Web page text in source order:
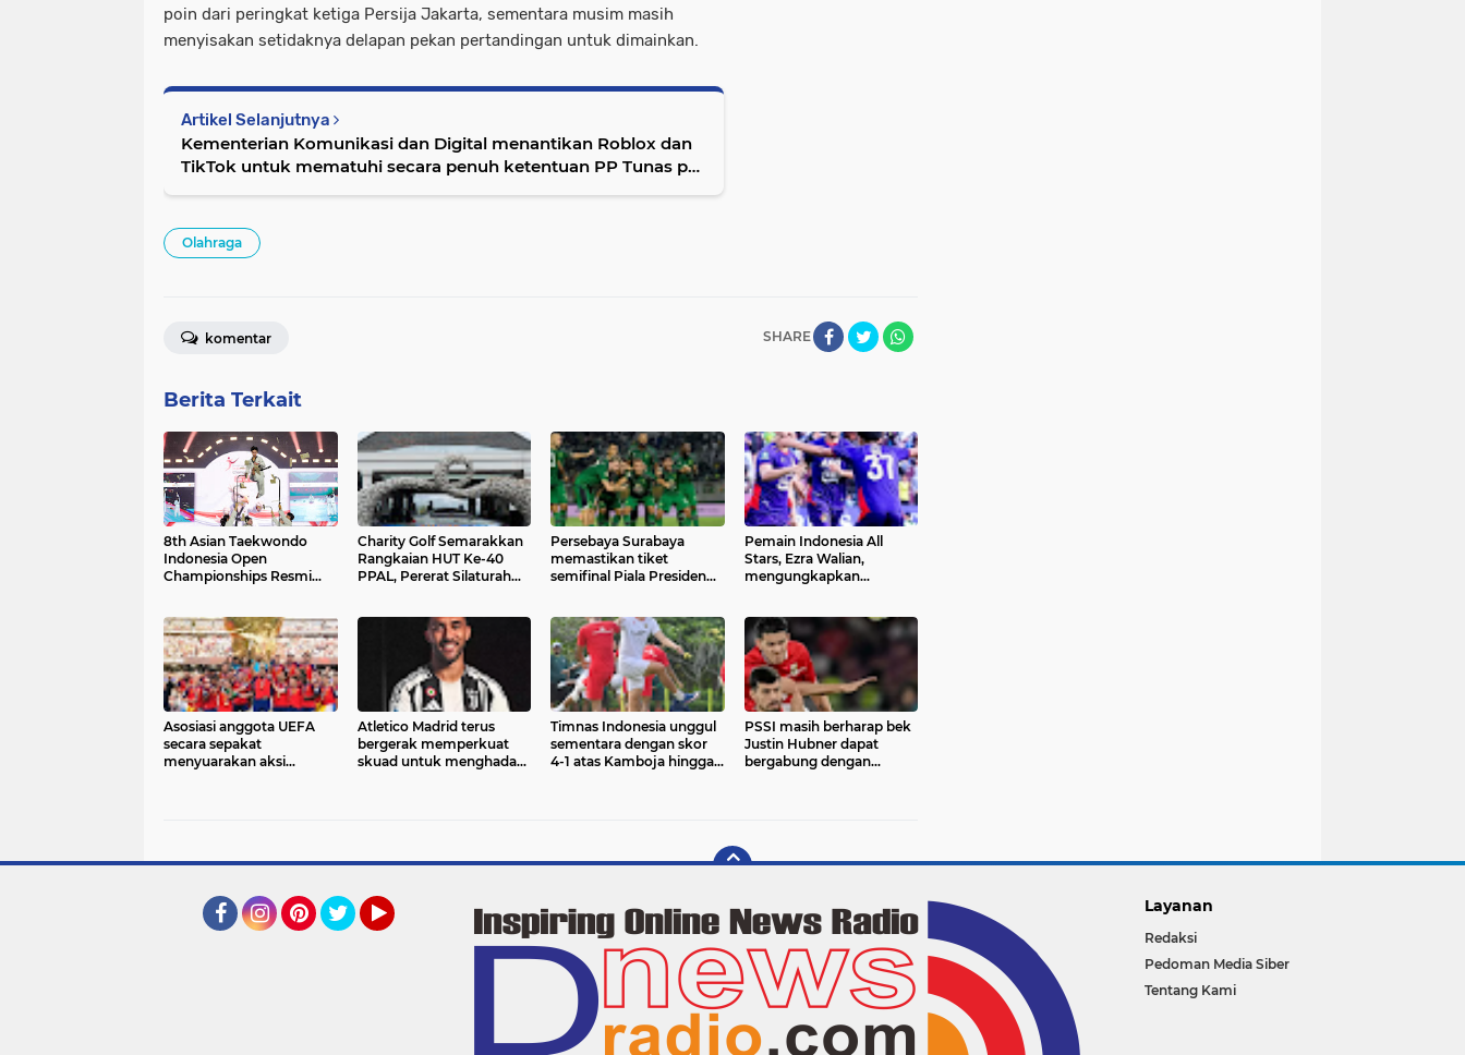
poin dari peringkat ketiga Persija Jakarta, sementara musim masih
menyisakan setidaknya delapan pekan pertandingan untuk dimainkan.
Artikel Selanjutnya
Kementerian Komunikasi dan Digital menantikan Roblox dan
TikTok untuk mematuhi secara penuh ketentuan PP Tunas per
Olahraga
SHARE
komentar
Berita Terkait
8th Asian Taekwondo
Indonesia Open
Championships Resmi
Charity Golf Semarakkan
Rangkaian HUT Ke-40
PPAL, Pererat Silaturahmi
Persebaya Surabaya
memastikan tiket
semifinal Piala Presiden
dengan skor 2-1
Pemain Indonesia All
Stars, Ezra Walian,
mengungkapkan
Aston Villa
Asosiasi anggota UEFA
secara sepakat
menyuarakan aksi
Atletico Madrid terus
bergerak memperkuat
skuad untuk menghadapi
Timnas Indonesia unggul
sementara dengan skor
4-1 atas Kamboja hingga
PSSI masih berharap bek
Justin Hubner dapat
bergabung dengan
AFF 2026.
Layanan
Redaksi
Pedoman Media Siber
Tentang Kami